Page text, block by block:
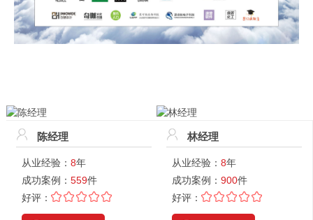
陈经理
从业经验： 8年
成功案例： 559件
好评：
林经理
从业经验： 8年
成功案例： 900件
好评：